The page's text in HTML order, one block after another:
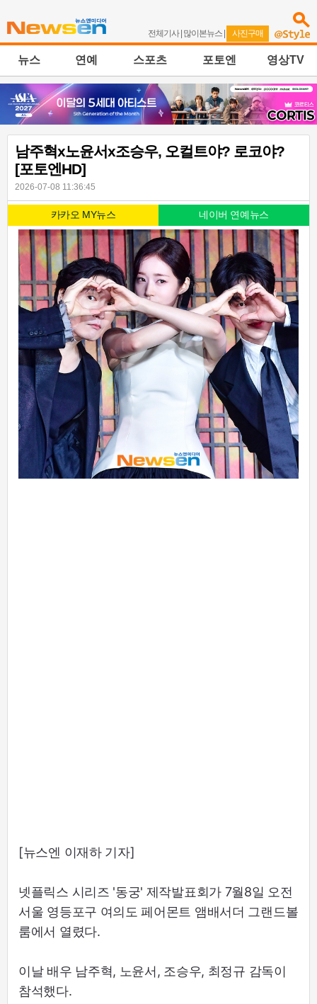
전체기사| 많이본뉴스 | 사진구매
뉴스 연예 스포츠 포토엔 영상TV
남주혁x노윤서x조승우, 오컬트야? 로코야?
[포토엔HD]
2026-07-08 11:36:45
카카오 MY뉴스 네이버 연예뉴스
[뉴스엔 이재하 기자]
넷플릭스 시리즈 '동궁' 제작발표회가 7월8일 오전
서울 영등포구 여의도 페어몬트 앰배서더 그랜드볼
룸에서 열렸다.
이날 배우 남주혁, 노윤서, 조승우, 최정규 감독이
참석했다.